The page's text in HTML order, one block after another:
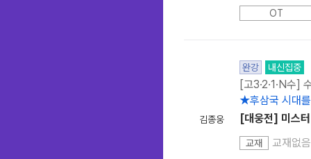
OT
김종웅
완강 내신집중
[고3·2·1·N수]
★후삼국 시대
[대웅전] 미스
교재 교재없음